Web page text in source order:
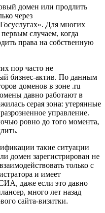
домен или продлить
через
Для многих
случаем, когда
права на собственную
пор часто не
бизнес-актив. По данным
доменов в зоне .ru
давно работают в
серая зона: утерянные
управление.
ровно до того момента,
такие ситуации
домен зарегистрирован не
только с
и имеет
даже если это давно
много лет назад
сайта-визитки.